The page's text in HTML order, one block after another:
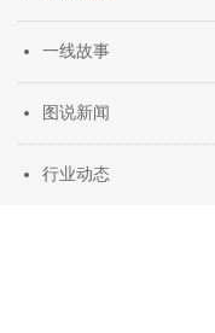
一线故事
图说新闻
行业动态